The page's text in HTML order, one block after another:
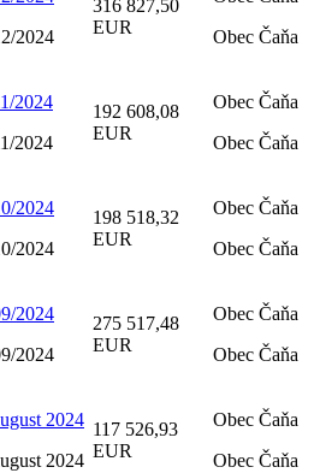
2024
316 827,50
EUR
Obec Čaňa
2024
2024
192 608,08
EUR
Obec Čaňa
Obec Čaňa
2024
2024
198 518,32
EUR
Obec Čaňa
Obec Čaňa
2024
2024
275 517,48
EUR
Obec Čaňa
Obec Čaňa
2024
2024
117 526,93
EUR
Obec Čaňa
Obec Čaňa